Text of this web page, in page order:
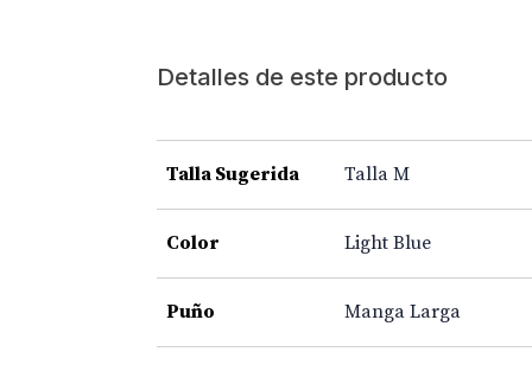
Detalles de este producto
Talla Sugerida Talla M
Color Light Blue
Puño Manga Larga